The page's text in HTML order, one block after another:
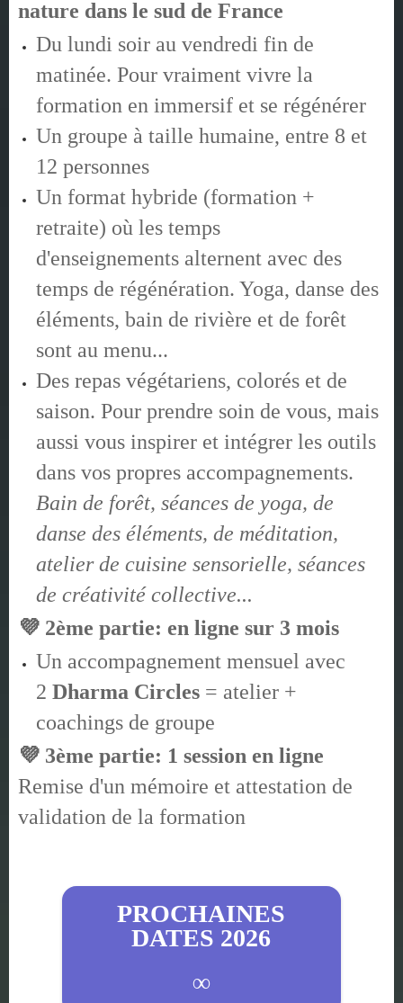
nature dans le sud de France
Du lundi soir au vendredi fin de
matinée. Pour vraiment vivre la
formation en immersif et se régénérer
Un groupe à taille humaine, entre 8 et
12 personnes
Un format hybride (formation +
retraite) où les temps
d'enseignements alternent avec des
temps de régénération. Yoga, danse des
éléments, bain de rivière et de forêt
sont au menu...
Des repas végétariens, colorés et de
saison. Pour prendre soin de vous, mais
aussi vous inspirer et intégrer les outils
dans vos propres accompagnements.
Bain de forêt, séances de yoga, de
danse des éléments, de méditation,
atelier de cuisine sensorielle, séances
de créativité collective...
💜 2ème partie: en ligne sur 3 mois
Un accompagnement mensuel avec
2 Dharma Circles = atelier +
coachings de groupe
💜 3ème partie: 1 session en ligne
Remise d'un mémoire et attestation de
validation de la formation
PROCHAINES
DATES 2026
∞